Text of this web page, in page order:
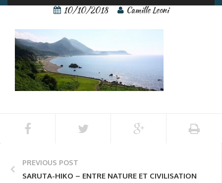
10/10/2018 Camille Leoni
PREVIOUS POST
SARUTA-HIKO – ENTRE NATURE ET CIVILISATION